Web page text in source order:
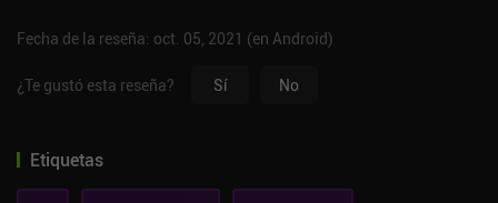
Fecha de la reseña: oct. 05, 2021 (en Android)
¿Te gustó esta reseña? Sí No
Etiquetas